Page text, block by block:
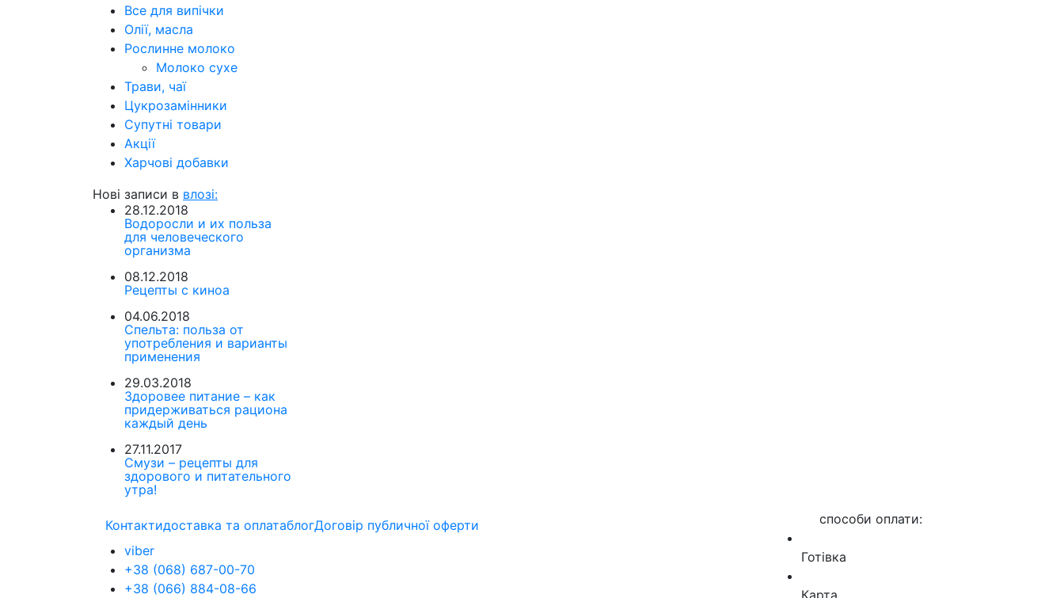
Все для випічки
Олії, масла
Рослинне молоко
Молоко сухе
Трави, чаї
Цукрозамінники
Супутні товари
Акції
Харчові добавки
Нові записи в влозі:
28.12.2018
Водоросли и их польза
для человеческого
организма
08.12.2018
Рецепты с киноа
04.06.2018
Спельта: польза от
употребления и варианты
применения
29.03.2018
Здоровее питание – как
придерживаться рациона
каждый день
27.11.2017
Смузи – рецепты для
здорового и питательного
утра!
Контактидоставка та оплатаблогДоговір публичної оферти
viber
+38 (068) 687-00-70
+38 (066) 884-08-66
способи оплати:
Готівка
Карта